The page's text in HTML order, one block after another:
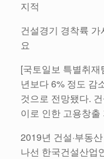
지적
건설경기 경착륙
요
[국토일보 특별취
년보다 6% 정도 감
것으로 전망됐다.
이로 인한 고용창
2019년 건설·부동
나선 한국건설산업